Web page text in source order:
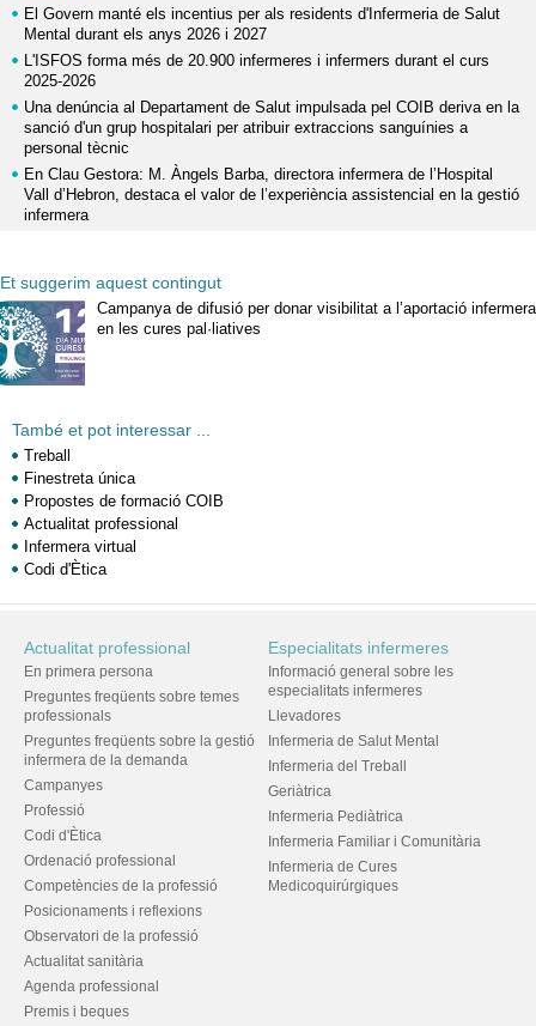
El Govern manté els incentius per als residents d'Infermeria de Salut
Mental durant els anys 2026 i 2027
L'ISFOS forma més de 20.900 infermeres i infermers durant el curs
2025-2026
Una denúncia al Departament de Salut impulsada pel COIB deriva en la
sanció d'un grup hospitalari per atribuir extraccions sanguínies a
personal tècnic
En Clau Gestora: M. Àngels Barba, directora infermera de l’Hospital
Vall d’Hebron, destaca el valor de l’experiència assistencial en la gestió
infermera
Et suggerim aquest contingut
Campanya de difusió per donar visibilitat a l’aportació infermera
en les cures pal·liatives
També et pot interessar ...
Treball
Finestreta única
Propostes de formació COIB
Actualitat professional
Infermera virtual
Codi d'Ètica
Actualitat professional
En primera persona
Preguntes freqüents sobre temes
professionals
Preguntes freqüents sobre la gestió
infermera de la demanda
Campanyes
Professió
Codi d'Ètica
Ordenació professional
Competències de la professió
Posicionaments i reflexions
Observatori de la professió
Actualitat sanitària
Agenda professional
Premis i beques
Especialitats infermeres
Informació general sobre les
especialitats infermeres
Llevadores
Infermeria de Salut Mental
Infermeria del Treball
Geriàtrica
Infermeria Pediàtrica
Infermeria Familiar i Comunitària
Infermeria de Cures
Medicoquirúrgiques